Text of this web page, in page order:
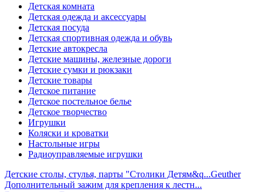
Детская комната
Детская одежда и аксессуары
Детская посуда
Детская спортивная одежда и обувь
Детские автокресла
Детские машины, железные дороги
Детские сумки и рюкзаки
Детские товары
Детское питание
Детское постельное белье
Детское творчество
Игрушки
Коляски и кроватки
Настольные игры
Радиоуправляемые игрушки
Детские столы, стулья, парты "Столики Детям&q...Geuther
Дополнительный зажим для крепления к лестн...